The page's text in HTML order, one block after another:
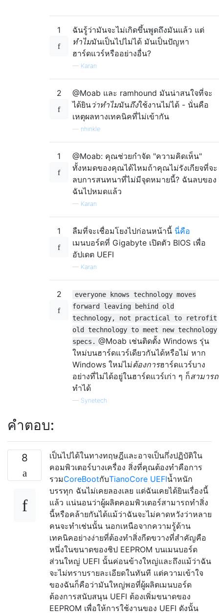
1
ฉันรู้ว่ามันจะไม่เกิดขึ้นพูดถึงมันแล้ว แต่
ทำไมมันเป็นไปไม่ได้ มันเป็นปัญหา
ฮาร์ดแวร์หรืออย่างอื่น?
— Karan
2
@Moab และ ramhound มันน่าสนใจที่จะ
ได้ยินว่าทำไมมันถึงใช้งานไม่ได้ - นั่นคือ
เหตุผลทางเทคนิคที่ไม่เข้ากัน
nhinkle
1
@Moab: คุณช่วยกำจัด "ความคิดเห็น"
ทั้งหมดของคุณได้ไหมถ้าคุณไม่รังเกียจที่จะ
ลบการสนทนาที่ไม่มีจุดหมายนี้? ฉันลบของ
ฉันไปหมดแล้ว
— Karan
1 ลืมที่จะเชื่อมโยงไปก่อนหน้านี้ นี่คือ
เมนบอร์ดที่ Gigabyte เปิดตัว BIOS เพื่อ
อัปเดต UEFI
— Karan
2
everyone knows technology moves
forward leaving behind old
technology, not practical to retrofit
old technology to meet new technology
specs. @Moab เช่นติดตั้ง Windows รุ่น
ใหม่บนฮาร์ดแวร์เดียวกันได้หรือไม่ หาก
Windows ใหม่ไม่ต้องการฮาร์ดแวร์บาง
อย่างที่ไม่ได้อยู่ในฮาร์ดแวร์เก่า ๆ ก็สามารถ
ทำได้
— Synetech
คำตอบ:
8
เป็นไปได้ในทางทฤษฎีและอาจเป็นกึ่งปฏิบัติใน
คอมพิวเตอร์บางเครื่อง สิ่งที่คุณต้องทำคือการ
รวมCoreBootกับTianoCore UEFIน้ำหนัก
บรรทุก ฉันไม่เคยลองเลย แต่ฉันเคยได้ยินเรื่องนี้
แล้ว แน่นอนว่าผู้ผลิตคอมพิวเตอร์สามารถทำสิ่ง
นี้หรือคล้ายกันได้แม้ว่าฉันจะไม่คาดหวังว่าหลาย
คนจะทำเช่นนั้น นอกเหนือจากความรู้ด้าน
เทคนิคอย่างง่ายที่ต้องทำสิ่งกีดขวางที่สำคัญคือ
หนึ่งในขนาดของชิป EEPROM บนเมนบอร์ด
ส่วนใหญ่ UEFI นั้นค่อนข้างใหญ่และถึงแม้ว่าฉัน
จะไม่ทราบรายละเอียดในทันที แต่ความเข้าใจ
ของฉันก็คือว่ามันใหญ่พอที่ผู้ผลิตเมนบอร์ด
ต้องการสนับสนุน UEFI ต้องเพิ่มขนาดของ
EEPROM เพื่อให้การใช้งานของ UEFI ดังนั้น